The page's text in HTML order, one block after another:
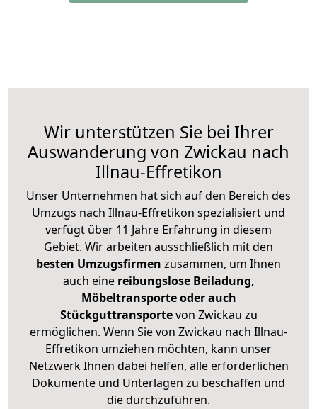
Wir unterstützen Sie bei Ihrer
Auswanderung von Zwickau nach
Illnau-Effretikon
Unser Unternehmen hat sich auf den Bereich des
Umzugs nach Illnau-Effretikon spezialisiert und
verfügt über 11 Jahre Erfahrung in diesem
Gebiet. Wir arbeiten ausschließlich mit den
besten Umzugsfirmen zusammen, um Ihnen
auch eine reibungslose Beiladung,
Möbeltransporte oder auch
Stückguttransportevon Zwickau zu
ermöglichen. Wenn Sie von Zwickau nach Illnau-
Effretikon umziehen möchten, kann unser
Netzwerk Ihnen dabei helfen, alle erforderlichen
Dokumente und Unterlagen zu beschaffen und
die durchzuführen.